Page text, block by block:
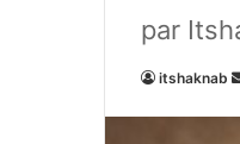
par
itshaknab